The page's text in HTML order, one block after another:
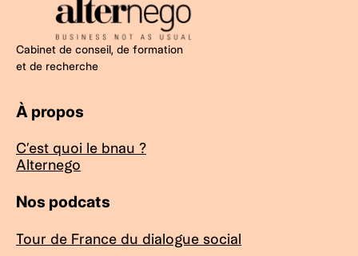
Cabinet de conseil, de formation
et de recherche
À propos
C’est quoi le bnau ?
Alternego
Nos podcats
Tour de France du dialogue social